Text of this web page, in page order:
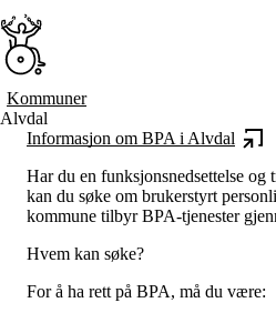
til
hovedinnhold
Søk:
Hva vi gjør
BPA – Borgerstyrt personlig assistanse
Beslutningsstøtteråd
Funksjonsassistanse
Stolte, sterke og synlige historier
Ti gode grunner til å velge Uloba
Engasjer deg
Bli medlem
Kommuner
Alvdal
Informasjon om BPA i Alvdal
Har du en funksjonsnedsettelse og
kan du søke om brukerstyrt
kommune tilbyr BPA-tjenester
Hvem kan søke?
For å ha rett på BPA, må du være: